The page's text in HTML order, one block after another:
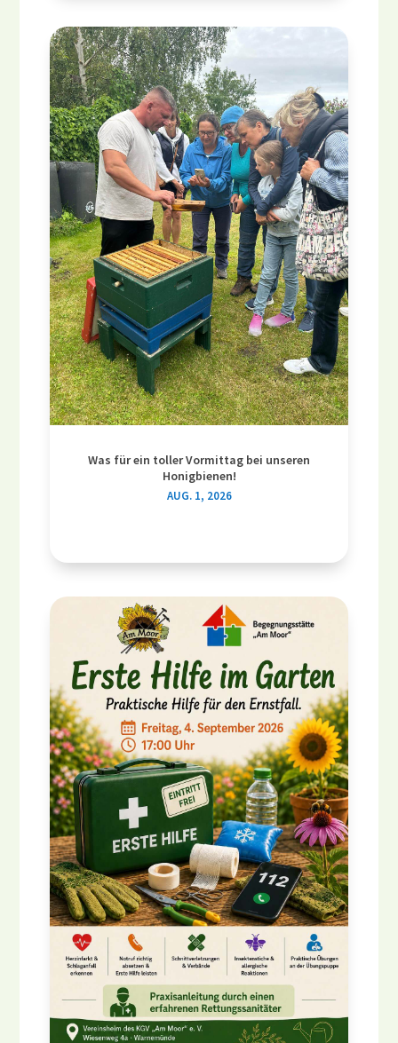
Was für ein toller Vormittag bei unseren
Honigbienen!
AUG. 1, 2026